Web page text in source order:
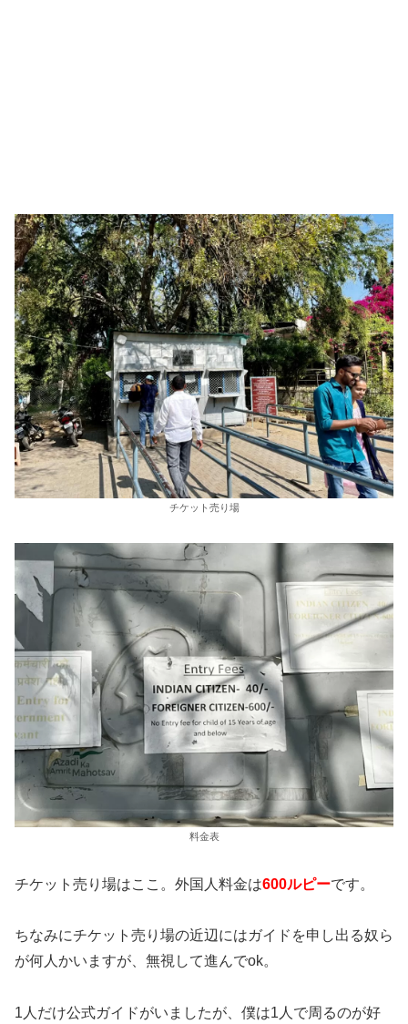
チケット売り場
料金表
チケット売り場はここ。外国人料金は600ルピーです。
ちなみにチケット売り場の近辺にはガイドを申し出る奴ら
が何人かいますが、無視して進んでok。
1人だけ公式ガイドがいましたが、僕は1人で周るのが好